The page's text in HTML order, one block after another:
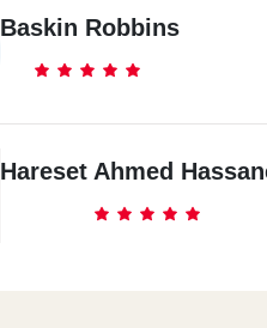
Baskin Robbins
Hareset Ahmed